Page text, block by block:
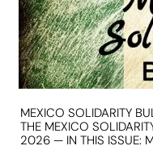
MEXICO SOLIDARITY
THE MEXICO
2026 — IN THIS ISSUE: